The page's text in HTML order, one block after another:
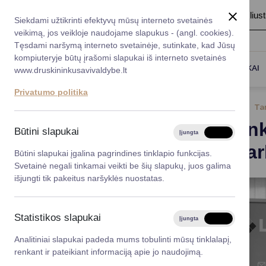
Siekdami užtikrinti efektyvų mūsų interneto svetainės
veikimą, jos veikloje naudojame slapukus - (angl. cookies).
Tęsdami naršymą interneto svetainėje, sutinkate, kad Jūsų
kompiuteryje būtų įrašomi slapukai iš interneto svetainės
www.druskininkusavivaldybe.lt
Privatumo politika
Būtini slapukai Įjungta
Būtini slapukai įgalina pagrindines tinklapio funkcijas.
Svetainė negali tinkamai veikti be šių slapukų, juos galima
išjungti tik pakeitus naršyklės nuostatas.
Statistikos slapukai Įjungta
Analitiniai slapukai padeda mums tobulinti mūsų tinklalapį,
renkant ir pateikiant informaciją apie jo naudojimą.
Šriftas: A A A Fonas: Taryba Meras
Registruokitės
Vicemerai
Mero patarėja
Administracija
Savivaldybės
Planavimo
Korupcijos
Viešieji
Lygios
Savivaldybės
Finansų
Karjera DUK
DRUSKININKAI
Titulinis Naujienos Druskininkų ir Anglijos